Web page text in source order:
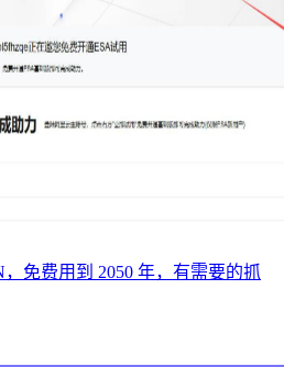
免费用到 2050 年，有需要的抓